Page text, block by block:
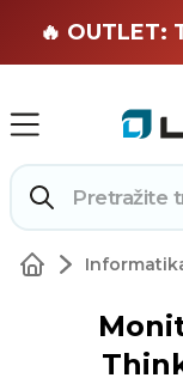
🏄
🔥 OUTLET: